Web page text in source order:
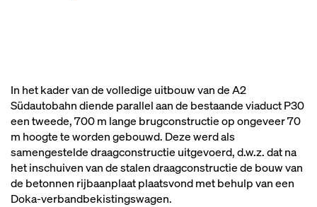
In het kader van de volledige uitbouw van de A2
Südautobahn diende parallel aan de bestaande viaduct P30
een tweede, 700 m lange brugconstructie op ongeveer 70
m hoogte te worden gebouwd. Deze werd als
samengestelde draagconstructie uitgevoerd, d.w.z. dat na
het inschuiven van de stalen draagconstructie de bouw van
de betonnen rijbaanplaat plaatsvond met behulp van een
Doka-verbandbekistingswagen.